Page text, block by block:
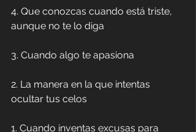
4. Que conozcas cuando está triste,
aunque no te lo diga
3. Cuando algo te apasiona
2. La manera en la que intentas
ocultar tus celos
1. Cuando inventas excusas para